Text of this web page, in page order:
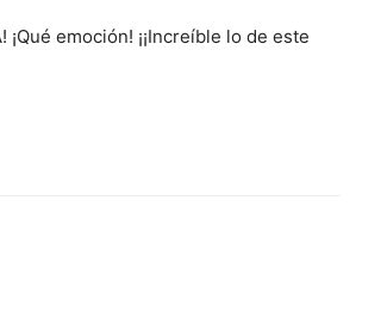
emoción! ¡¡Increíble lo de este